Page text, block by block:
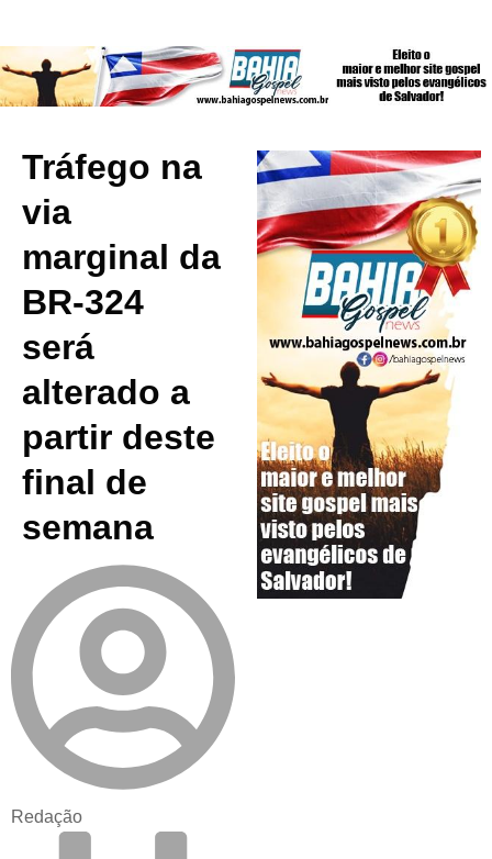
Tráfego na
via
marginal da
BR-324
será
alterado a
partir deste
final de
semana
Redação